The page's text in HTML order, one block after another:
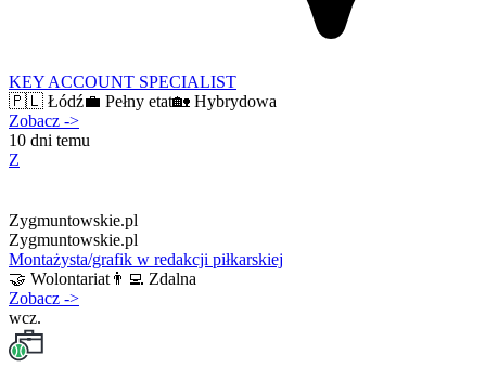
KEY ACCOUNT SPECIALIST
🇵🇱 Łódź💼 Pełny etat🏡 Hybrydowa
Zobacz ->
10 dni temu
Z
Zygmuntowskie.pl
Zygmuntowskie.pl
Montażysta/grafik w redakcji piłkarskiej
🤝 Wolontariat 👨‍💻 Zdalna
Zobacz ->
wcz.